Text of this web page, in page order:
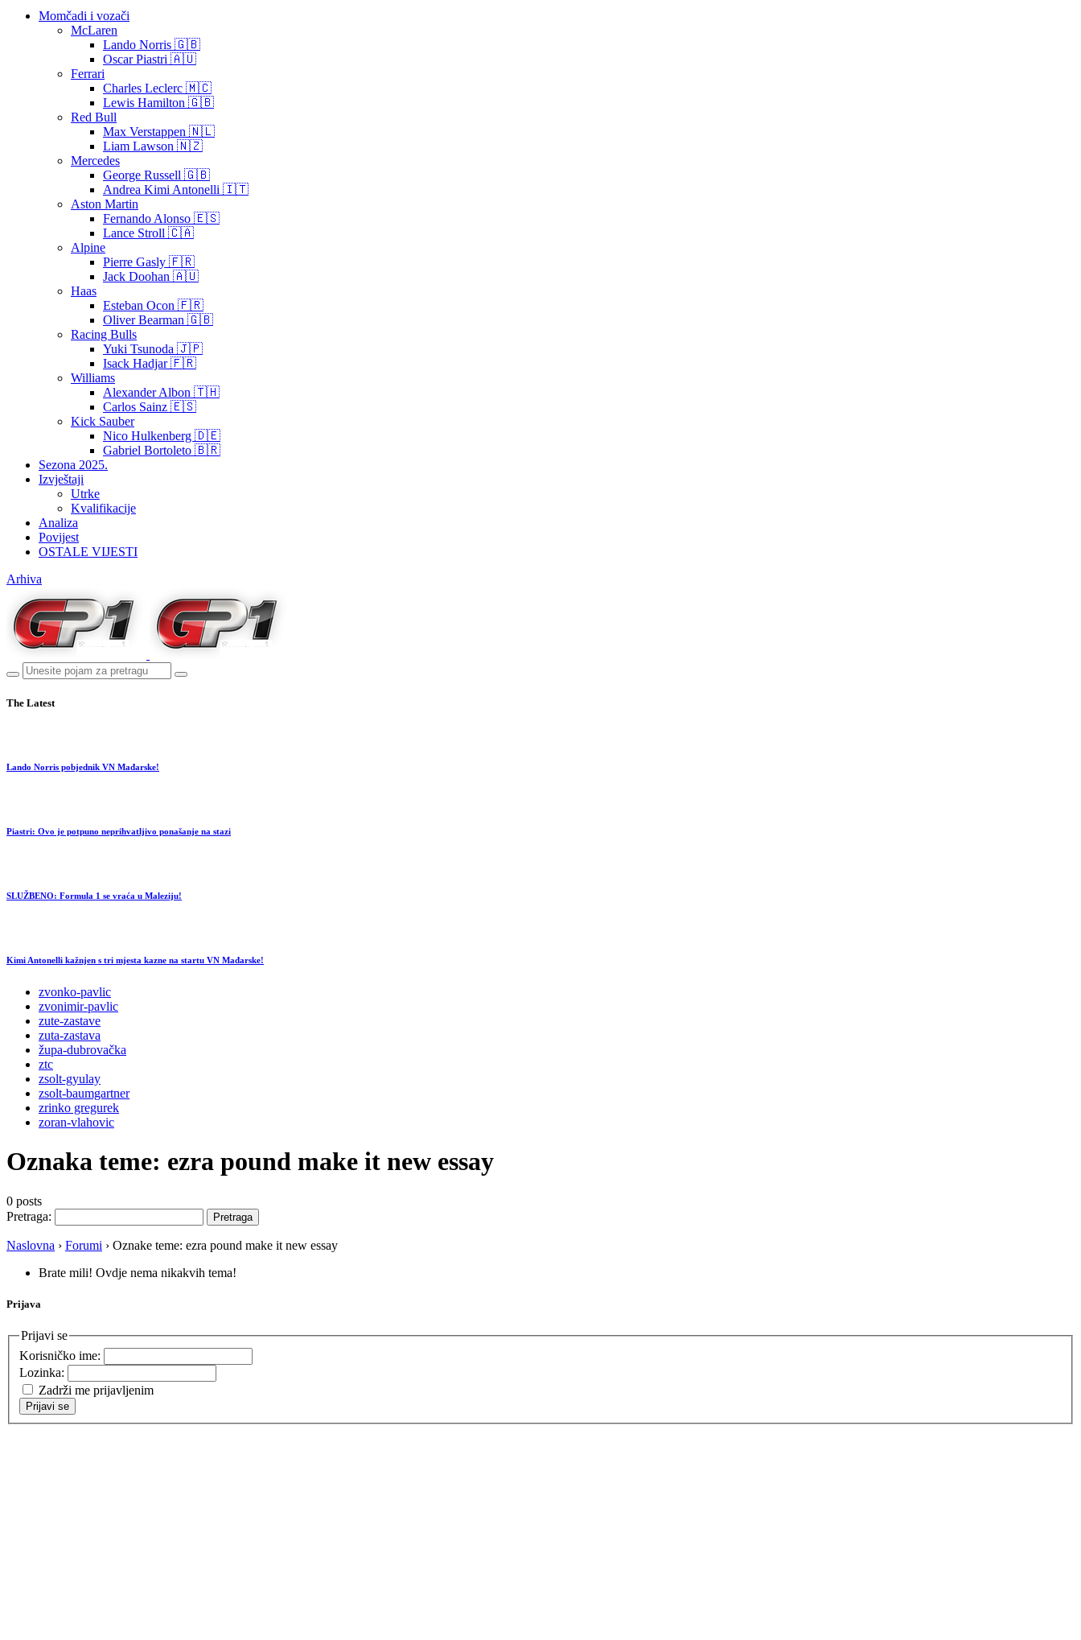
Momčadi i vozači
McLaren
Lando Norris 🇬🇧
Oscar Piastri 🇦🇺
Ferrari
Charles Leclerc 🇲🇨
Lewis Hamilton 🇬🇧
Red Bull
Max Verstappen 🇳🇱
Liam Lawson 🇳🇿
Mercedes
George Russell 🇬🇧
Andrea Kimi Antonelli 🇮🇹
Aston Martin
Fernando Alonso 🇪🇸
Lance Stroll 🇨🇦
Alpine
Pierre Gasly 🇫🇷
Jack Doohan 🇦🇺
Haas
Esteban Ocon 🇫🇷
Oliver Bearman 🇬🇧
Racing Bulls
Yuki Tsunoda 🇯🇵
Isack Hadjar 🇫🇷
Williams
Alexander Albon 🇹🇭
Carlos Sainz 🇪🇸
Kick Sauber
Nico Hulkenberg 🇩🇪
Gabriel Bortoleto 🇧🇷
Sezona 2025.
Izvještaji
Utrke
Kvalifikacije
Analiza
Povijest
OSTALE VIJESTI
Arhiva
The Latest
Lando Norris pobjednik VN Mađarske!
Piastri: Ovo je potpuno neprihvatljivo ponašanje na stazi
SLUŽBENO: Formula 1 se vraća u Maleziju!
Kimi Antonelli kažnjen s tri mjesta kazne na startu VN Mađarske!
zvonko-pavlic
zvonimir-pavlic
zute-zastave
zuta-zastava
župa-dubrovačka
ztc
zsolt-gyulay
zsolt-baumgartner
zrinko gregurek
zoran-vlahovic
Oznaka teme: ezra pound make it new essay
0 posts
Pretraga:
Naslovna › Forumi › Oznake teme: ezra pound make it new essay
Brate mili! Ovdje nema nikakvih tema!
Prijava
Prijavi se
Korisničko ime:
Lozinka:
Zadrži me prijavljenim
Prijavi se